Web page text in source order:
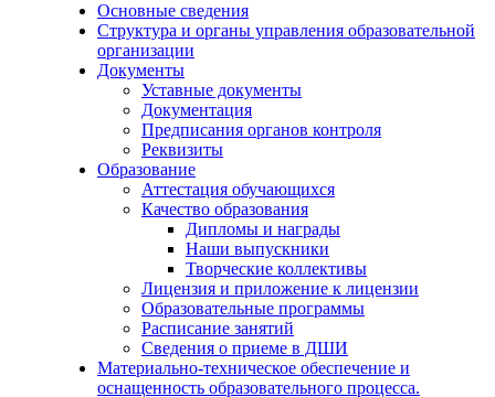
Основные сведения
Структура и органы управления образовательной
организации
Документы
Уставные документы
Документация
Предписания органов контроля
Реквизиты
Образование
Аттестация обучающихся
Качество образования
Дипломы и награды
Наши выпускники
Творческие коллективы
Лицензия и приложение к лицензии
Образовательные программы
Расписание занятий
Сведения о приеме в ДШИ
Материально-техническое обеспечение и
оснащенность образовательного процесса.